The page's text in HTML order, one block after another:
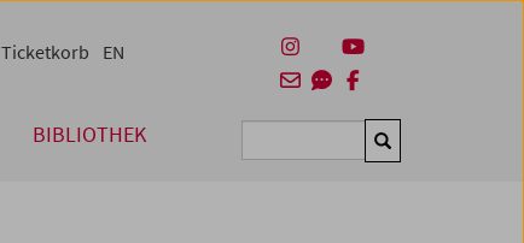
BIBLIOTHEK Suchen
Ticketkorb EN